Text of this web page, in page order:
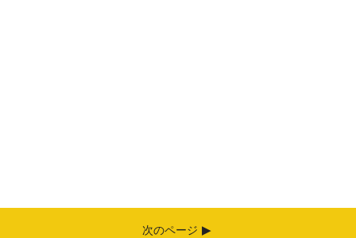
次のページ